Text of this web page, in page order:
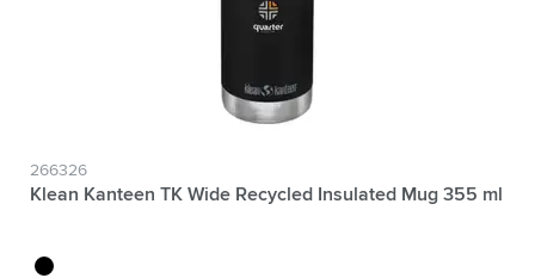
266326
Klean Kanteen TK Wide Recycled Insulated Mug 355 ml
noir